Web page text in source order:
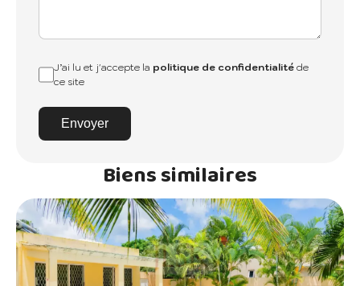
J’ai lu et j'accepte la politique de confidentialitéde
ce site
Envoyer
Biens similaires